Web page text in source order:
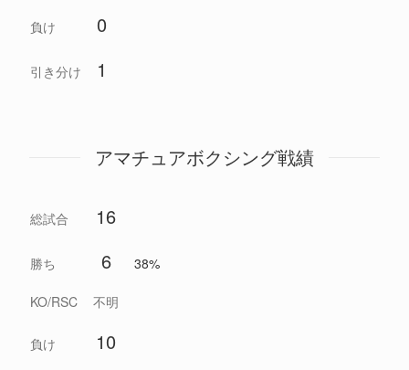
負け 0
引き分け 1
アマチュアボクシング戦績
総試合 16
勝ち 6 38%
KO/RSC 不明
負け 10